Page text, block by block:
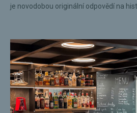
je novodobou originální odpovědí na